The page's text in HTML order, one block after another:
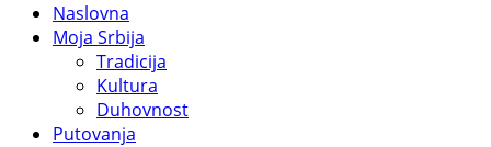
Naslovna
Moja Srbija
Tradicija
Kultura
Duhovnost
Putovanja